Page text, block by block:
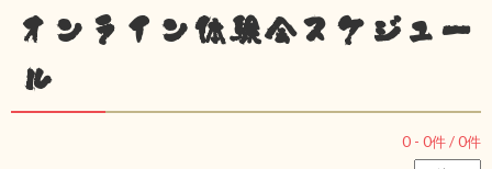
オンライン体験会スケジュー
ル
0 - 0件 /0件